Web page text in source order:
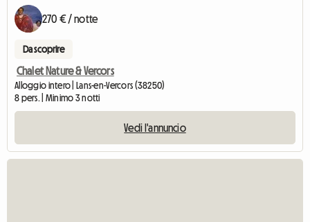
270 € / notte
Da scoprire
Chalet Nature & Vercors
Alloggio intero | Lans-en-Vercors (38250)
8 pers. | Minimo 3 notti
Vedi l'annuncio